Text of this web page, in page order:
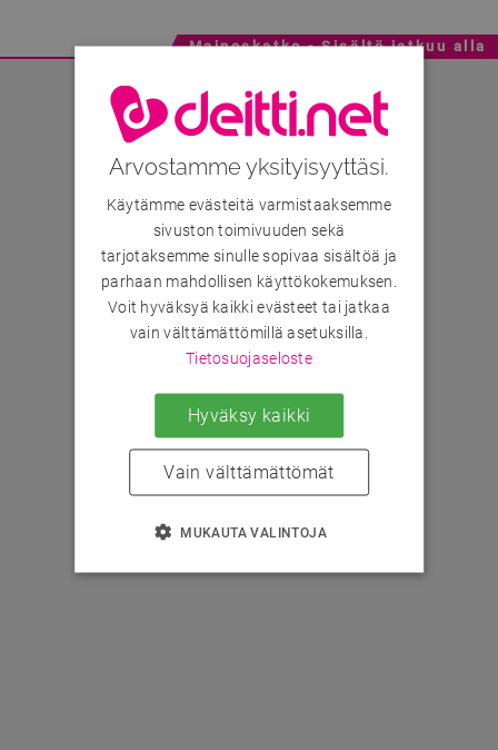
Mainoskatko - Sisältö jatkuu alla
Arvostamme yksityisyyttäsi.
Käytämme evästeitä varmistaaksemme
sivuston toimivuuden sekä
tarjotaksemme sinulle sopivaa sisältöä ja
parhaan mahdollisen käyttökokemuksen.
Voit hyväksyä kaikki evästeet tai jatkaa
vain välttämättömillä asetuksilla.
Tietosuojaseloste
Hyväksy kaikki
Vain välttämättömät
MUKAUTA VALINTOJA